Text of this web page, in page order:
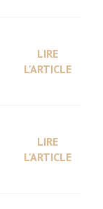
LIRE
L'ARTICLE
LIRE
L'ARTICLE